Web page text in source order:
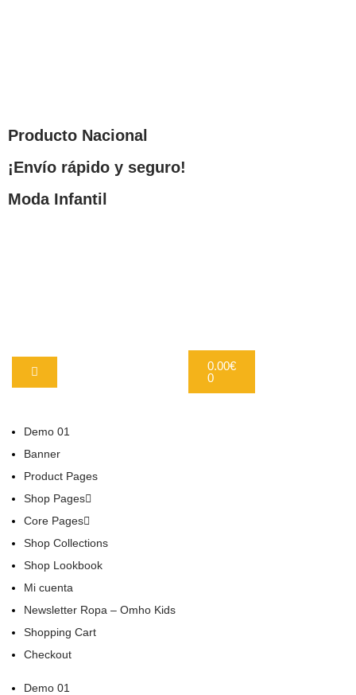
Producto Nacional
¡Envío rápido y seguro!
Moda Infantil
0.00€
0
Demo 01
Banner
Product Pages
Shop Pages
Core Pages
Shop Collections
Shop Lookbook
Mi cuenta
Newsletter Ropa – Omho Kids
Shopping Cart
Checkout
Demo 01